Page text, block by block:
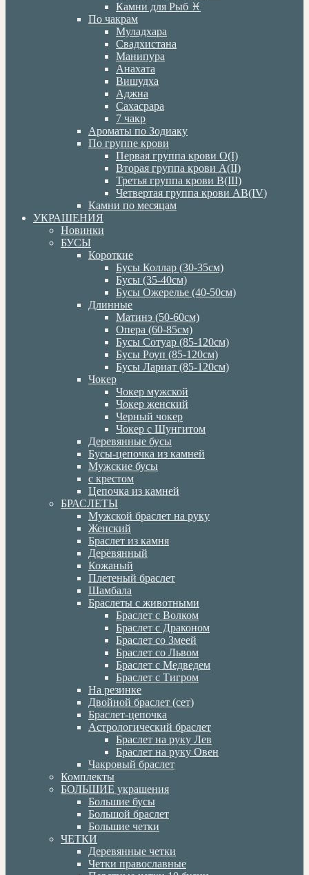
Камни для Рыб ♓️
По чакрам
Муладхара
Свадхистана
Манипура
Анахата
Вишудха
Аджна
Сахасрара
7 чакр
Ароматы по Зодиаку
По группе крови
Первая группа крови О(I)
Вторая группа крови А(II)
Третья группа крови В(III)
Четвертая группа крови АВ(IV)
Камни по месяцам
УКРАШЕНИЯ
Новинки
БУСЫ
Короткие
Бусы Коллар (30-35см)
Бусы (35-40см)
Бусы Ожерелье (40-50см)
Длинные
Матинэ (50-60см)
Опера (60-85см)
Бусы Сотуар (85-120см)
Бусы Роуп (85-120см)
Бусы Лариат (85-120см)
Чокер
Чокер мужской
Чокер женский
Черный чокер
Чокер с Шунгитом
Деревянные бусы
Бусы-цепочка из камней
Мужские бусы
с крестом
Цепочка из камней
БРАСЛЕТЫ
Мужской браслет на руку
Женский
Браслет из камня
Деревянный
Кожаный
Плетеный браслет
Шамбала
Браслеты с животными
Браслет с Волком
Браслет с Драконом
Браслет со Змеей
Браслет со Львом
Браслет с Медведем
Браслет с Тигром
На резинке
Двойной браслет (сет)
Браслет-цепочка
Астрологический браслет
Браслет на руку Лев
Браслет на руку Овен
Чакровый браслет
Комплекты
БОЛЬШИЕ украшения
Большие бусы
Большой браслет
Большие четки
ЧЕТКИ
Деревянные четки
Четки православные